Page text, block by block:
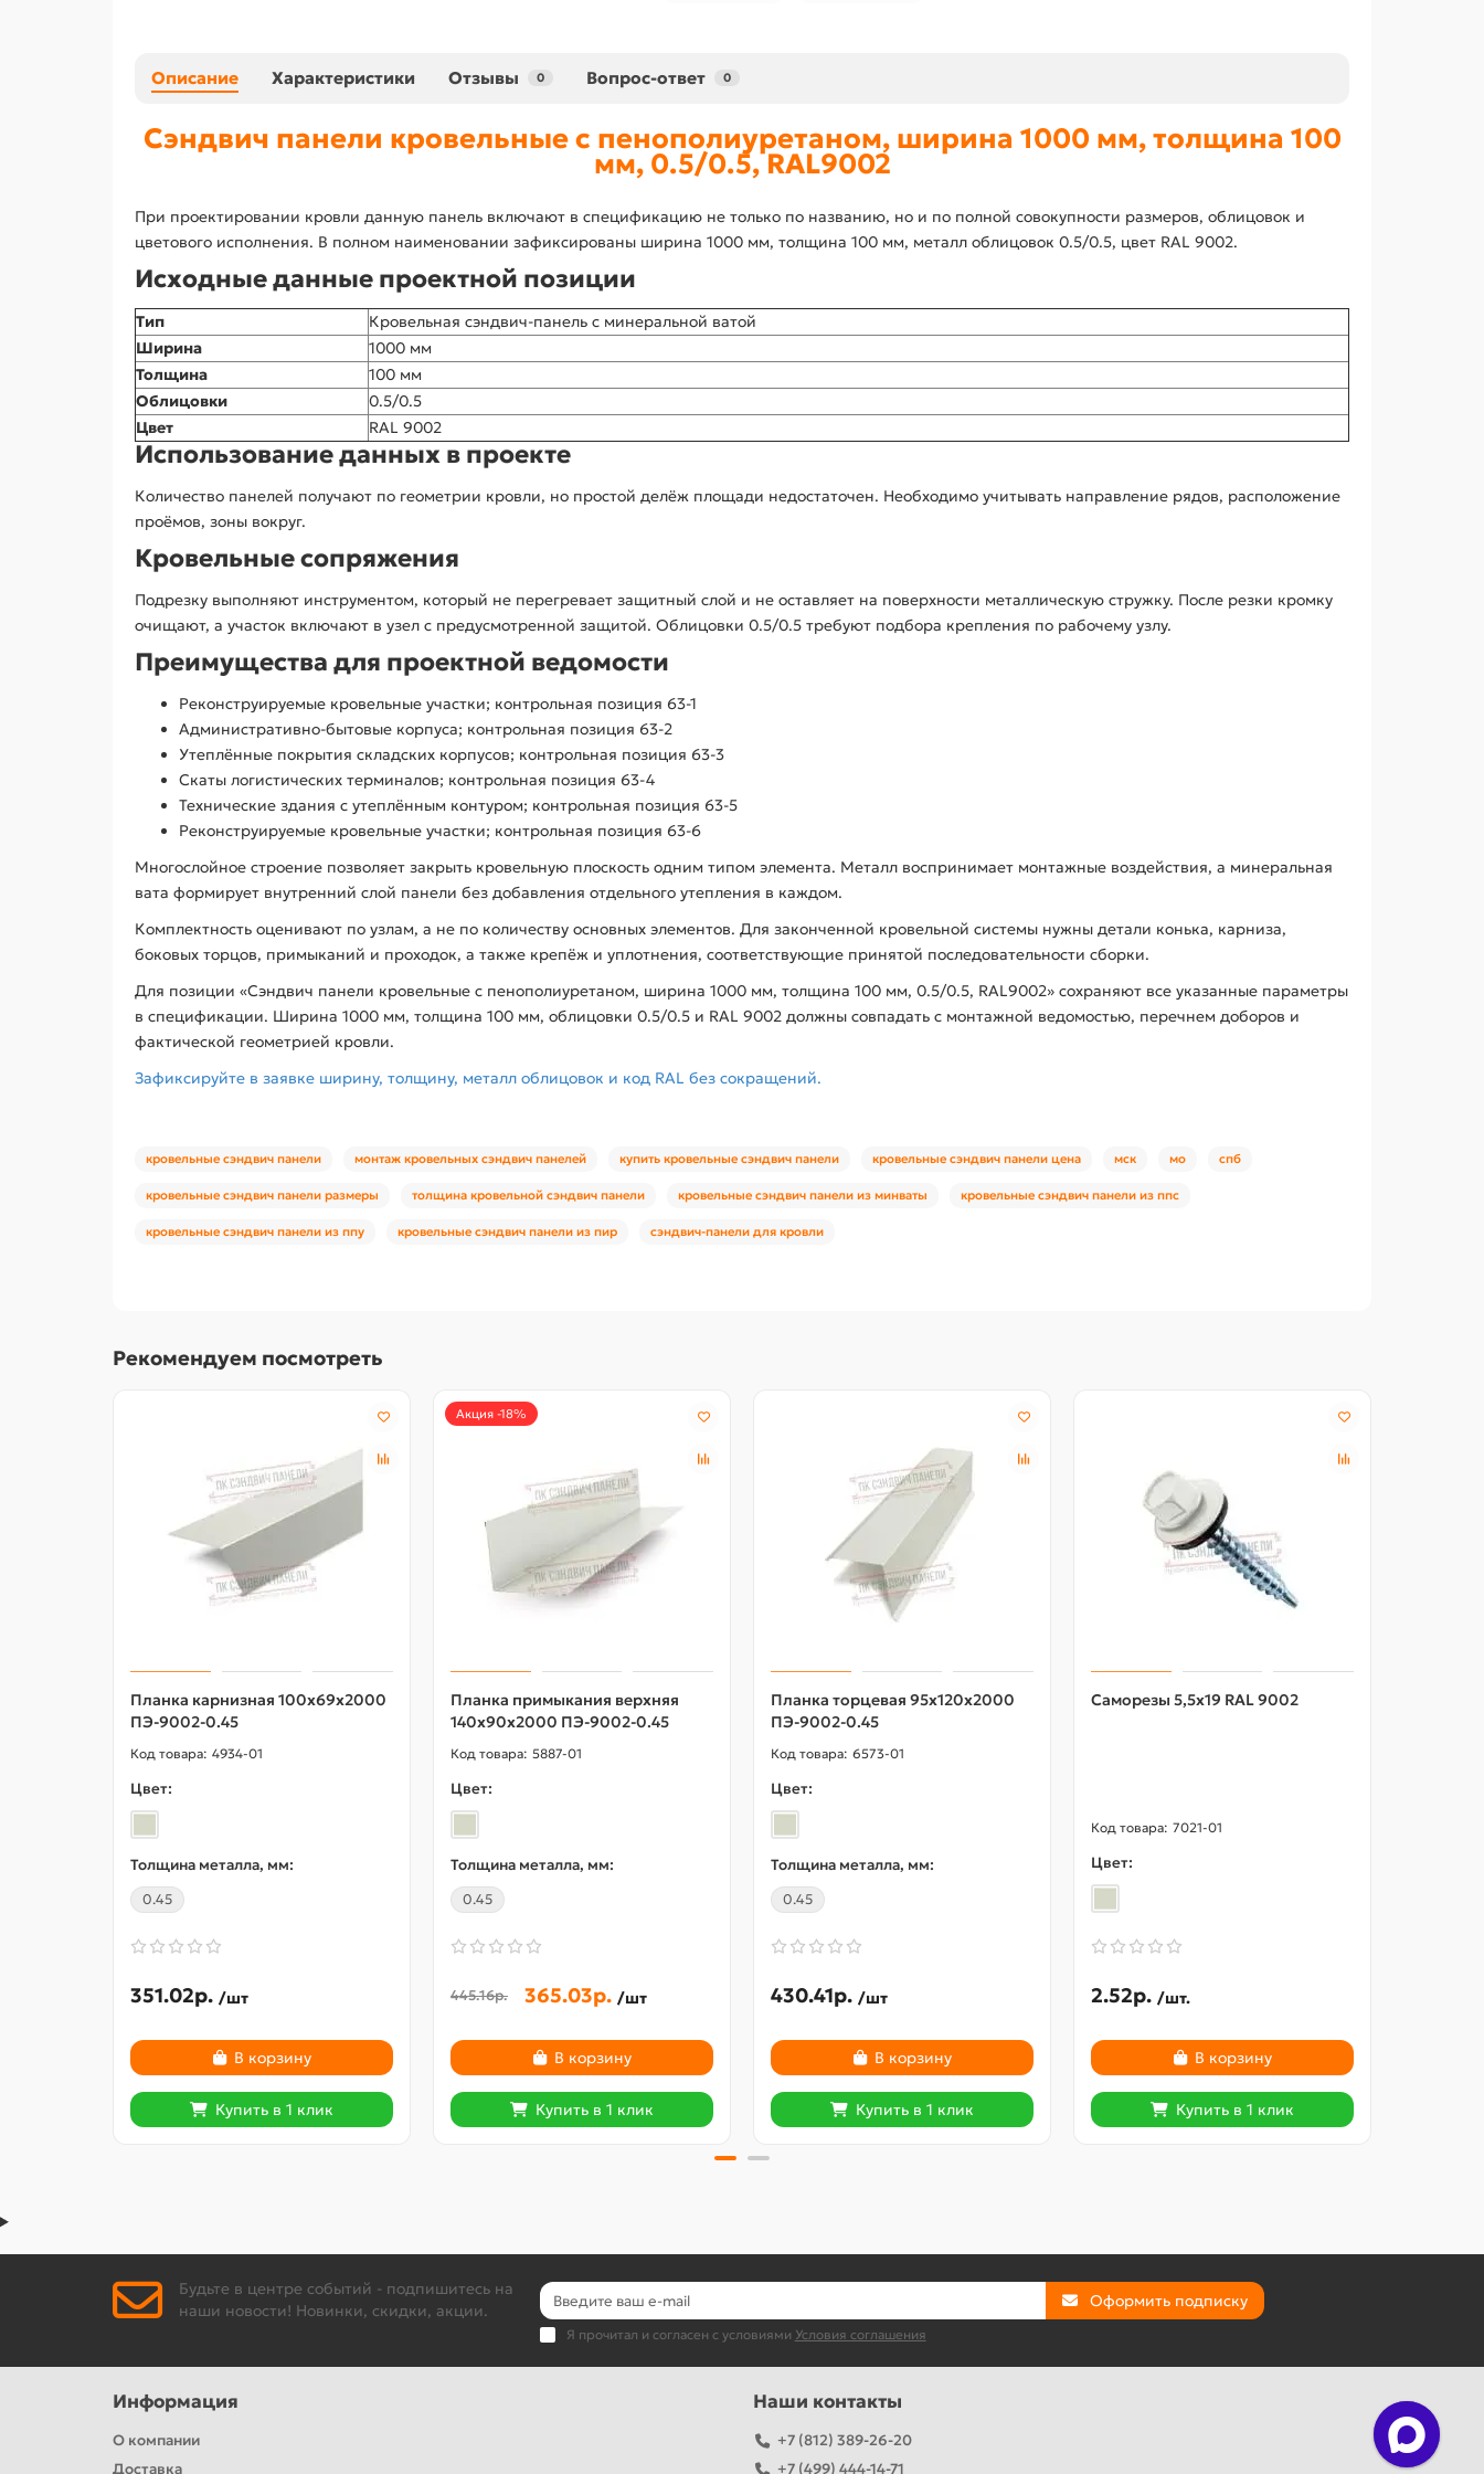
Описание Характеристики Отзывы 0 Вопрос-ответ 0
Сэндвич панели кровельные с пенополиуретаном, ширина 1000 мм, толщина 100
мм, 0.5/0.5, RAL9002
При проектировании кровли данную панель включают в спецификацию не только по названию, но и по полной совокупности размеров, облицовок и
цветового исполнения. В полном наименовании зафиксированы ширина 1000 мм, толщина 100 мм, металл облицовок 0.5/0.5, цвет RAL 9002.
Исходные данные проектной позиции
Тип
Кровельная сэндвич-панель с минеральной ватой
Ширина
1000 мм
Толщина
100 мм
Облицовки
0.5/0.5
Цвет
RAL 9002
Использование данных в проекте
Количество панелей получают по геометрии кровли, но простой делёж площади недостаточен. Необходимо учитывать направление рядов, расположение
проёмов, зоны вокруг.
Кровельные сопряжения
Подрезку выполняют инструментом, который не перегревает защитный слой и не оставляет на поверхности металлическую стружку. После резки кромку
очищают, а участок включают в узел с предусмотренной защитой. Облицовки 0.5/0.5 требуют подбора крепления по рабочему узлу.
Преимущества для проектной ведомости
Реконструируемые кровельные участки; контрольная позиция 63-1
Административно-бытовые корпуса; контрольная позиция 63-2
Утеплённые покрытия складских корпусов; контрольная позиция 63-3
Скаты логистических терминалов; контрольная позиция 63-4
Технические здания с утеплённым контуром; контрольная позиция 63-5
Реконструируемые кровельные участки; контрольная позиция 63-6
Многослойное строение позволяет закрыть кровельную плоскость одним типом элемента. Металл воспринимает монтажные воздействия, а минеральная
вата формирует внутренний слой панели без добавления отдельного утепления в каждом.
Комплектность оценивают по узлам, а не по количеству основных элементов. Для законченной кровельной системы нужны детали конька, карниза,
боковых торцов, примыканий и проходок, а также крепёж и уплотнения, соответствующие принятой последовательности сборки.
Для позиции «Сэндвич панели кровельные с пенополиуретаном, ширина 1000 мм, толщина 100 мм, 0.5/0.5, RAL9002» сохраняют все указанные параметры
в спецификации. Ширина 1000 мм, толщина 100 мм, облицовки 0.5/0.5 и RAL 9002 должны совпадать с монтажной ведомостью, перечнем доборов и
фактической геометрией кровли.
Зафиксируйте в заявке ширину, толщину, металл облицовок и код RAL без сокращений.
кровельные сэндвич панели монтаж кровельных сэндвич панелей купить кровельные сэндвич панели кровельные сэндвич панели цена мск мо спб
кровельные сэндвич панели размеры толщина кровельной сэндвич панели кровельные сэндвич панели из минваты кровельные сэндвич панели из ппс
кровельные сэндвич панели из ппу кровельные сэндвич панели из пир сэндвич-панели для кровли
Рекомендуем посмотреть
Планка карнизная 100х69х2000
ПЭ-9002-0.45
4934-01
Цвет:
Толщина металла, мм:
0.45
351.02р. /шт
В корзину
Купить в 1 клик
Акция -18%
Планка примыкания верхняя
140х90х2000 ПЭ-9002-0.45
5887-01
Цвет:
Толщина металла, мм:
0.45
445.16р. 365.03р. /шт
В корзину
Купить в 1 клик
Планка торцевая 95х120х2000
ПЭ-9002-0.45
6573-01
Цвет:
Толщина металла, мм:
0.45
430.41р. /шт
В корзину
Купить в 1 клик
Саморезы 5,5х19 RAL 9002
7021-01
Цвет:
2.52р. /шт.
В корзину
Купить в 1 клик
Будьте в центре событий - подпишитесь на
наши новости! Новинки, скидки, акции.
Оформить подписку
Я прочитал и согласен с условиями Условия соглашения
Информация
О компании
Доставка
Наши контакты
+7 (812) 389-26-20
+7 (499) 444-14-71